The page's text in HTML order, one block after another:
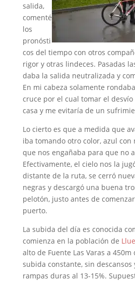
salida,
comenté
los
pronósti
cos del tiempo con otros
rigor y otras lindeces. Pasadas
daba la salida neutralizada y
En mi cabeza solamente
cruce por el cual tomar el
casa y me evitaría de un
Lo cierto es que a medida que
iba tomando otro color, azul con
que nos engañaba para que no
Efectivamente, el cielo nos la
distante de la ruta, se cerró
negras y descargó una buena
pelotón, justo antes de
puerto.
La subida del día es conocida
comienza en la población de
alto de Fuente Las Varas a
subida constante, sin descansos
rampas duras al 13-15%.